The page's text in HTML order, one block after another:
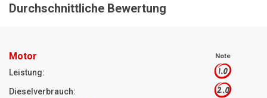
Durchschnittliche Bewertung
Motor Note
Leistung: 1.0
Dieselverbrauch: 2.0